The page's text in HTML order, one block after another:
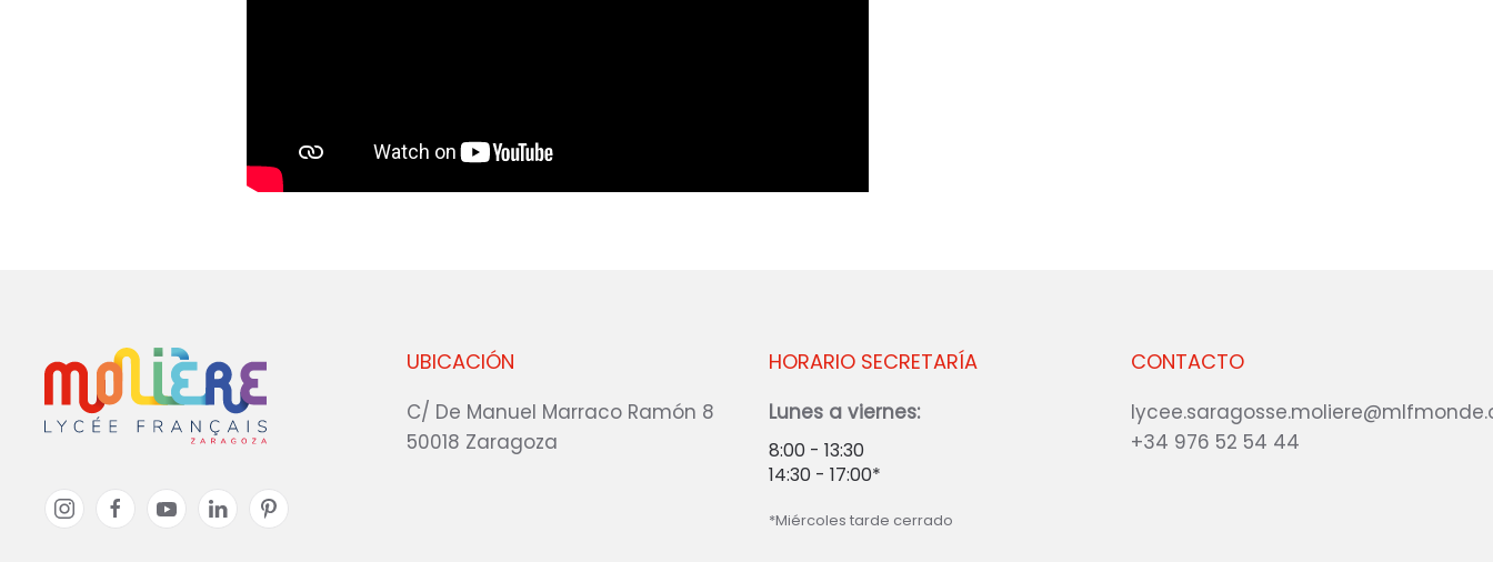
UBICACIÓN
C/ De Manuel Marraco Ramón 8
50018 Zaragoza
CONTACTO
+34 976 52 54 44
HORARIO SECRETARÍA
Lunes a viernes:
8:00 - 13:30
14:30 - 17:00*
*Miércoles tarde cerrado